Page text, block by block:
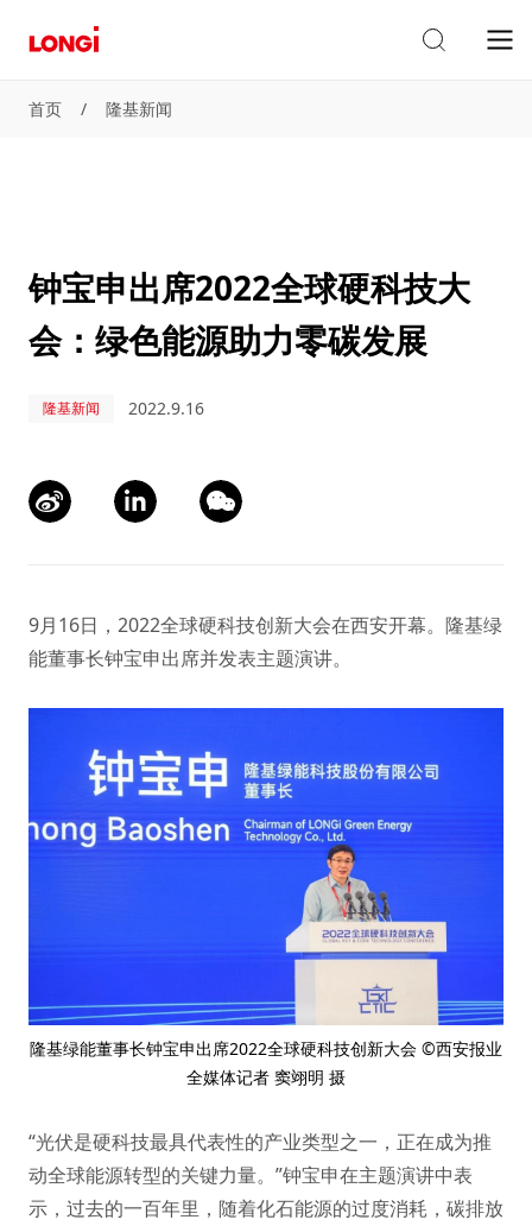
首页 / 隆基新闻
钟宝申出席2022全球硬科技大
会：绿色能源助力零碳发展
隆基新闻 2022.9.16
9月16日，2022全球硬科技创新大会在西安开幕。隆基绿
能董事长钟宝申出席并发表主题演讲。
隆基绿能董事长钟宝申出席2022全球硬科技创新大会 ©西安报业
全媒体记者 窦翊明 摄
“光伏是硬科技最具代表性的产业类型之一，正在成为推
动全球能源转型的关键力量。”钟宝申在主题演讲中表
示，过去的一百年里，随着化石能源的过度消耗，碳排放